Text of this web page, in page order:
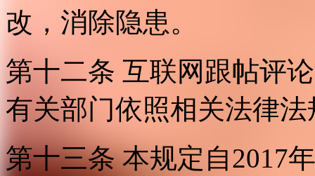
改，消除隐患。
第十二条 互联网跟帖评
有关部门依照相关法律
第十三条 本规定自2017